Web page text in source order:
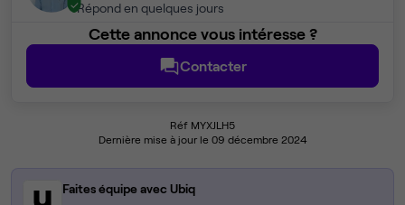
Répond en quelques jours
Cette annonce vous intéresse ?
Contacter
Réf MYXJLH5
Dernière mise à jour le 09 décembre 2024
Faites équipe avec Ubiq